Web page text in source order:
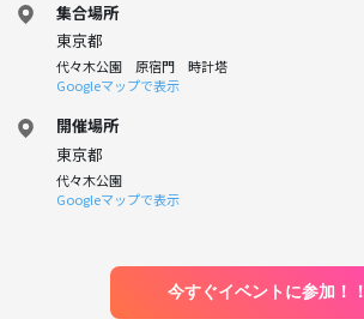
集合場所
東京都
代々木公園 原宿門 時計塔
Googleマップで表示
開催場所
東京都
代々木公園
Googleマップで表示
今すぐイベントに参加！！